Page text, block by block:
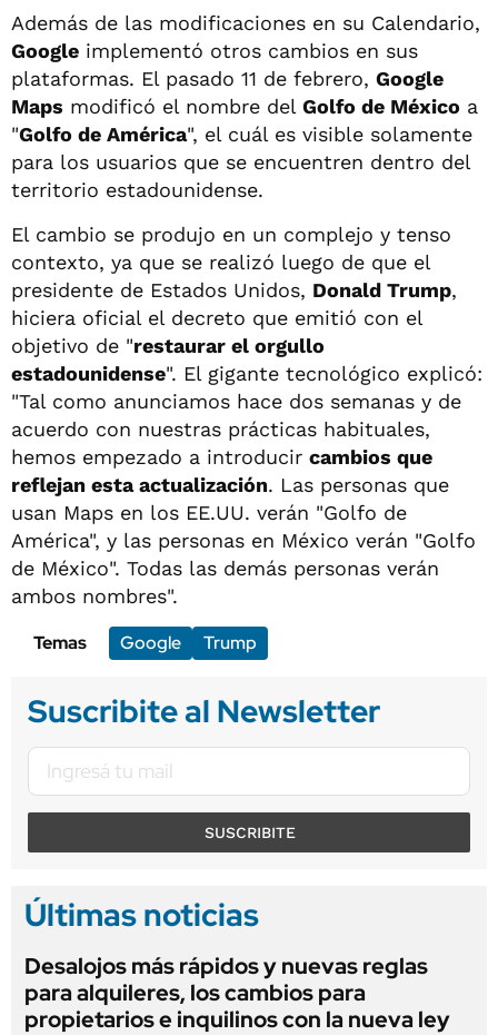
Además de las modificaciones en su Calendario,
Google implementó otros cambios en sus
plataformas. El pasado 11 de febrero, Google
Maps modificó el nombre del Golfo de México a
"Golfo de América", el cuál es visible solamente
para los usuarios que se encuentren dentro del
territorio estadounidense.
El cambio se produjo en un complejo y tenso
contexto, ya que se realizó luego de que el
presidente de Estados Unidos, Donald Trump,
hiciera oficial el decreto que emitió con el
objetivo de "restaurar el orgullo
estadounidense". El gigante tecnológico explicó:
"Tal como anunciamos hace dos semanas y de
acuerdo con nuestras prácticas habituales,
hemos empezado a introducir cambios que
reflejan esta actualización. Las personas que
usan Maps en los EE.UU. verán "Golfo de
América", y las personas en México verán "Golfo
de México". Todas las demás personas verán
ambos nombres".
Temas
Google Trump
Suscribite al Newsletter
SUSCRIBITE
Últimas noticias
Desalojos más rápidos y nuevas reglas
para alquileres, los cambios para
propietarios e inquilinos con la nueva ley